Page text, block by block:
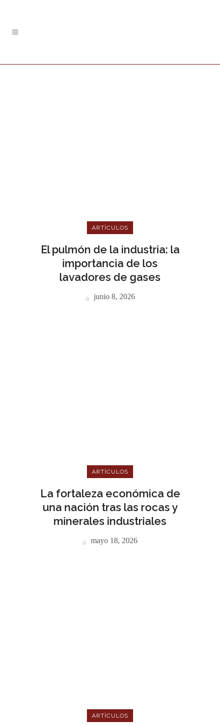
ARTÌCULOS
El pulmón de la industria: la
importancia de los
lavadores de gases
junio 8, 2026
ARTÌCULOS
La fortaleza económica de
una nación tras las rocas y
minerales industriales
mayo 18, 2026
ARTÌCULOS